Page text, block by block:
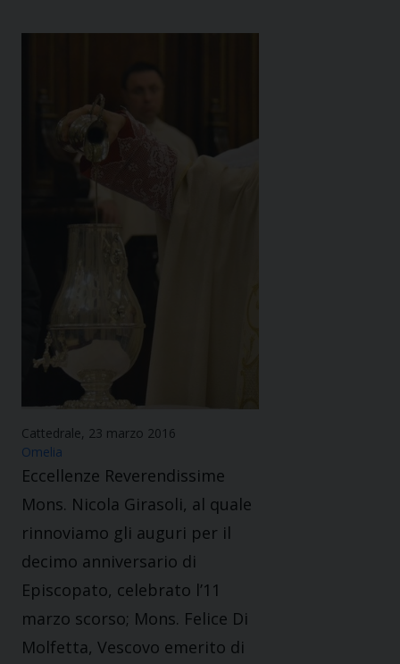
Cattedrale, 23 marzo 2016
Omelia
Eccellenze Reverendissime
Mons. Nicola Girasoli, al quale
rinnoviamo gli auguri per il
decimo anniversario di
Episcopato, celebrato l’11
marzo scorso; Mons. Felice Di
Molfetta, Vescovo emerito di